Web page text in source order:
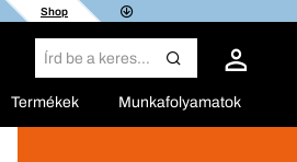
Shop
Termékek Munkafolyamatok